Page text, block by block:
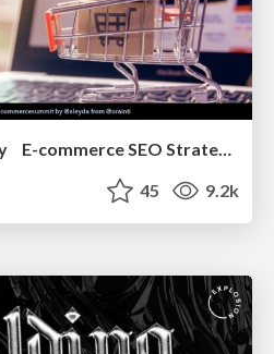
Building a Modern Day E-commerce SEO Strategy
45 9.2k